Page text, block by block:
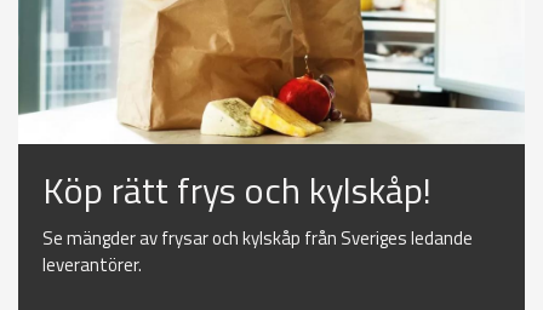
Köp rätt frys och kylskåp!
Se mängder av frysar och kylskåp från Sveriges ledande
leverantörer.